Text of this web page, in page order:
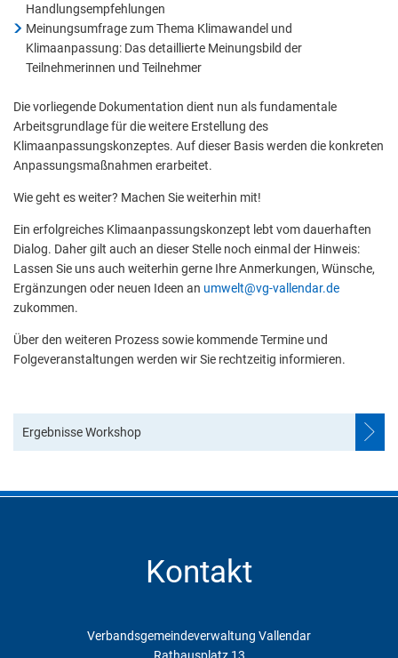
Handlungsempfehlungen
Meinungsumfrage zum Thema Klimawandel und
Klimaanpassung: Das detaillierte Meinungsbild der
Teilnehmerinnen und Teilnehmer
Die vorliegende Dokumentation dient nun als fundamentale
Arbeitsgrundlage für die weitere Erstellung des
Klimaanpassungskonzeptes. Auf dieser Basis werden die konkreten
Anpassungsmaßnahmen erarbeitet.
Wie geht es weiter? Machen Sie weiterhin mit!
Ein erfolgreiches Klimaanpassungskonzept lebt vom dauerhaften
Dialog. Daher gilt auch an dieser Stelle noch einmal der Hinweis:
Lassen Sie uns auch weiterhin gerne Ihre Anmerkungen, Wünsche,
Ergänzungen oder neuen Ideen an umwelt@vg-vallendar.de
zukommen.
Über den weiteren Prozess sowie kommende Termine und
Folgeveranstaltungen werden wir Sie rechtzeitig informieren.
Ergebnisse Workshop
Kontakt
Verbandsgemeindeverwaltung Vallendar
Rathausplatz 13